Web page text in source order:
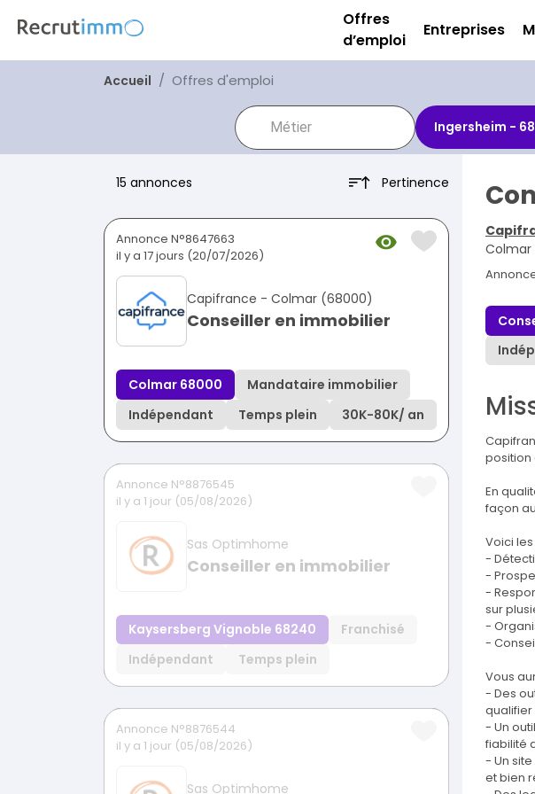
Offres
d’emploi
Entreprises
Accueil Offres d'emploi
Ingersheim -
15 annonces Pertinence
Annonce N°8647663
il y a 17 jours (20/07/2026)
Capifrance - Colmar (68000)
Conseiller en immobilier
Colmar 68000
Mandataire immobilier
Indépendant
Temps plein 30K-80K/ an
Annonce N°8876545
il y a 1 jour (05/08/2026)
Sas Optimhome
Conseiller en immobilier
Kaysersberg Vignoble 68240
Franchisé
Indépendant
Temps plein
Annonce N°8876544
il y a 1 jour (05/08/2026)
Sas Optimhome
Colmar
position
En
façon
Voici
-
-
-
sur
-
-
Vous
- Des
qualifier
- Un
fiabilité
- Un
et bien